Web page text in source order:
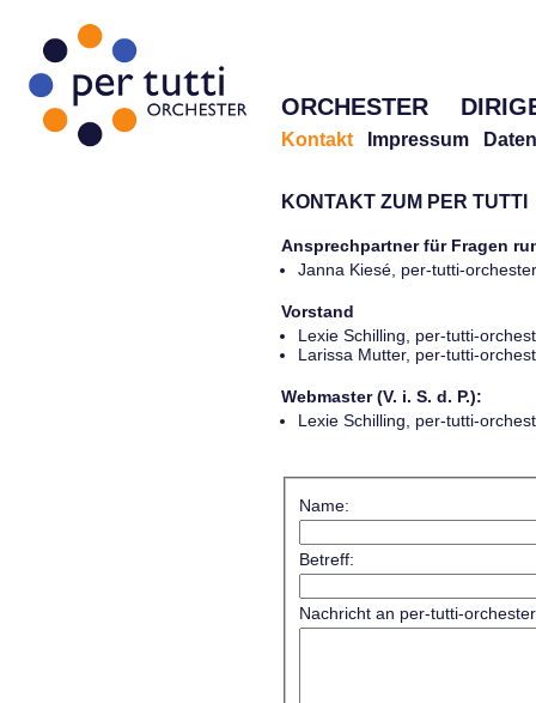
ORCHESTER
Kontakt Impressum
KONTAKT ZUM PER TUTTI
Ansprechpartner für Fragen
Janna Kiesé, per-tutti-
Vorstand
Lexie Schilling, per-tutti-
Larissa Mutter, per-tutti-
Webmaster (V. i. S. d. P.):
Lexie Schilling, per-tutti-
Name:
Betreff:
Nachricht an per-tutti-